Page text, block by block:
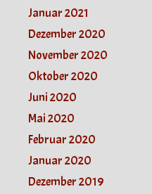
Januar 2021
Dezember 2020
November 2020
Oktober 2020
Juni 2020
Mai 2020
Februar 2020
Januar 2020
Dezember 2019